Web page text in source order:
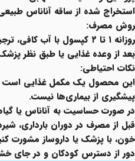
استخراج شده از ساقه آناناس
روش مصرف:
روزانه ۱ تا ۲ کپسول با آب
بعد از وعده غذایی یا طبق نظر
نکات احتیاطی:
این محصول یک مکمل غذایی
پیشگیری از بیماری‌ها نیست.
در صورت حساسیت به آناناس یا
قبل از مصرف در دوران بارداری،
خون، با پزشک یا داروساز مشورت
دور از دسترس کودکان و در جای